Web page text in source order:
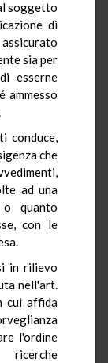
soggetto
di
sia per
esserne
conduce,
che
ad una
o quanto
con le
in rilievo
nell'art.
cui affida
l'ordine